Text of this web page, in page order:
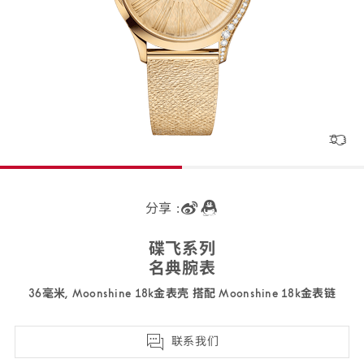
分享 :
碟飞系列
名典腕表
36毫米, Moonshine 18k金表壳 搭配 Moonshine 18k金表链
联系我们